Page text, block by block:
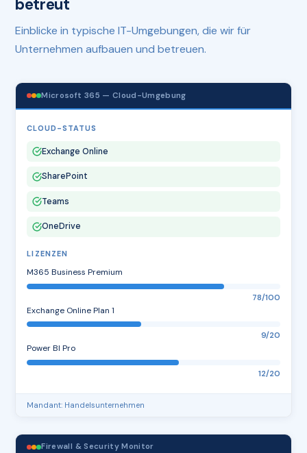
betreut
Einblicke in typische IT-Umgebungen, die wir für
Unternehmen aufbauen und betreuen.
Microsoft 365 — Cloud-Umgebung
CLOUD-STATUS
Exchange Online
SharePoint
Teams
OneDrive
LIZENZEN
M365 Business Premium
78/100
Exchange Online Plan 1
9/20
Power BI Pro
12/20
Mandant: Handelsunternehmen
Firewall & Security Monitor